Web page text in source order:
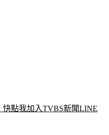
點我加入TVBS新聞LINE